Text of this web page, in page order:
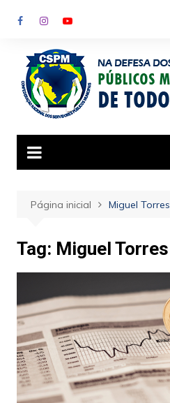
para
conteúdo
Página inicial Miguel Torres
Tag: Miguel Torres